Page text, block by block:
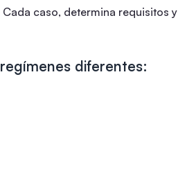
Cada caso, determina requisitos y
diferentes: